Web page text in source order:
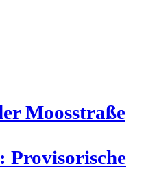
Moosstraße
Pro­vi­so­ri­sche